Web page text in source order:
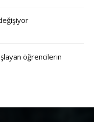
öğrencilerin